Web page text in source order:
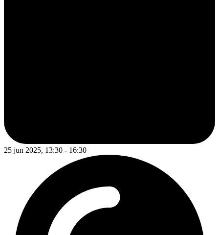
25 jun 2025, 13:30 - 16:30